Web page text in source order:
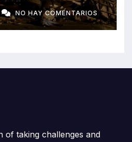
Real Chancas
contra vivienda
NO HAY COMENTARIOS
of taking challenges and